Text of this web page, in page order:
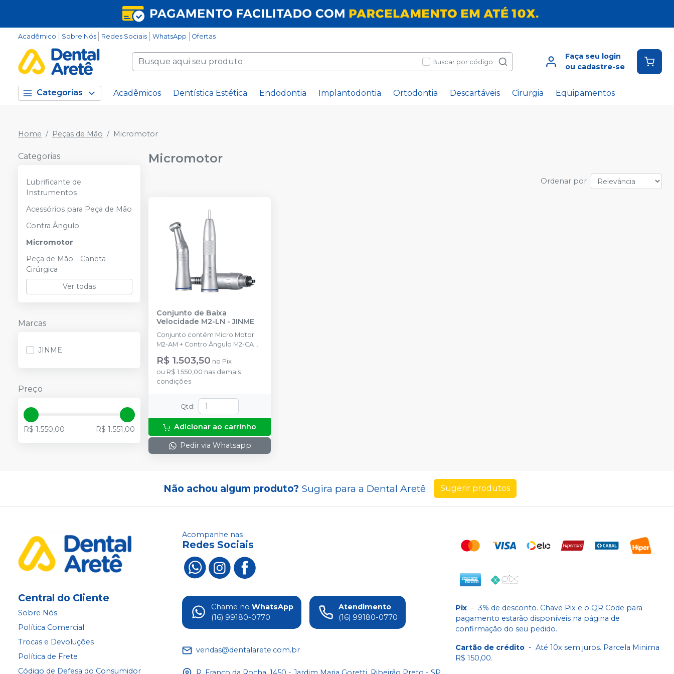
Acadêmico Sobre Nós Redes Sociais WhatsApp Ofertas
Buscar por código
Faça seu login
ou cadastre-se
Categorias Acadêmicos Dentística Estética Endodontia Implantodontia Ortodontia Descartáveis Cirurgia Equipamentos
Home Peças de Mão Micromotor
Categorias
Lubrificante de
Instrumentos
Acessórios para Peça de Mão
Contra Ângulo
Micromotor
Peça de Mão - Caneta
Cirúrgica
Ver todas
Marcas
JINME
Preço
R$ 1.550,00 R$ 1.551,00
Micromotor
Ordenar por
Conjunto de Baixa
Velocidade M2-LN -JINME
Conjunto contém Micro Motor
M2-AM + Contro Ângulo M2-CA +
Peça Reta M2-SH.
R$ 1.503,50 no Pix
ou R$ 1.550,00 nas demais
condições
Qtd:
Adicionar ao carrinho
Pedir via Whatsapp
Não achou algum produto? Sugira para a Dental Aretê Sugerir produtos
Central do Cliente
Sobre Nós
Política Comercial
Trocas e Devoluções
Política de Frete
Código de Defesa do Consumidor
Acompanhe nas
Redes Sociais
Chame no WhatsApp
(16) 99180-0770
Atendimento
(16) 99180-0770
vendas@dentalarete.com.br
Pix - 3% de desconto. Chave Pix e o QR Code para
pagamento estarão disponíveis na página de
confirmação do seu pedido.
Cartão de crédito - Até 10x sem juros. Parcela Minima
R$ 150,00.